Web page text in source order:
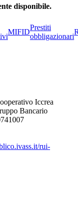
disponibile.
MIFID
Prestiti
obbligazionari
Iccrea
Bancario
rui-